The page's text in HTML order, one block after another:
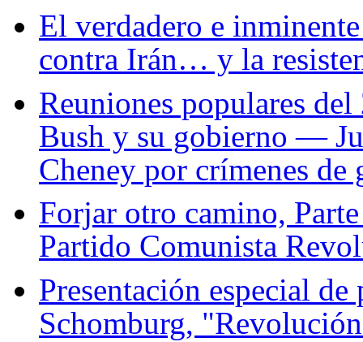
El verdadero e
contra Irán… y la
Reuniones populares
Bush y su gobierno —
Cheney por crímenes de
Forjar otro camino,
Partido Comunista
Presentación especial
Schomburg,